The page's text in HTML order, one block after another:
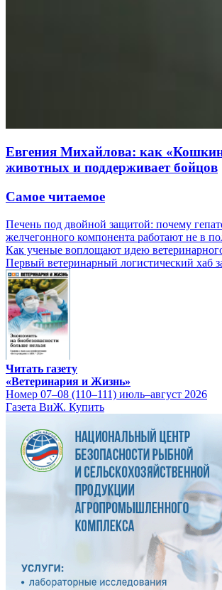
Евгения Михайлова: как «Кошкин
животных и поддерживает бойцов
Самое читаемое
Печень под двойной защитой: почему
желчегонного компонента работают не в
Как ученые воплощают идею
Первый ветеринарный логистический хаб
Читать газету
«Ветеринария и Жизнь»
Номер 07–08 (110–111) июль–август 2026
Газета ВиЖ. Купить